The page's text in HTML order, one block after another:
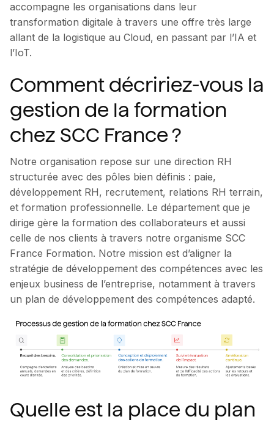
accompagne les organisations dans leur
transformation digitale à travers une offre très large
allant de la logistique au Cloud, en passant par l’IA et
l’IoT.
Comment décririez-vous la
gestion de la formation
chez SCC France ?
Notre organisation repose sur une direction RH
structurée avec des pôles bien définis : paie,
développement RH, recrutement, relations RH terrain,
et formation professionnelle. Le département que je
dirige gère la formation des collaborateurs et aussi
celle de nos clients à travers notre organisme SCC
France Formation. Notre mission est d’aligner la
stratégie de développement des compétences avec les
enjeux business de l’entreprise, notamment à travers
un plan de développement des compétences adapté.
Quelle est la place du plan